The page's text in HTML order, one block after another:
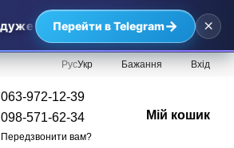
приємними цінами —
Перейти в Telegram→ ×
РусУкр Бажання Вхід
063-972-12-39
098-571-62-34
Передзвонити вам?
Мій кошик